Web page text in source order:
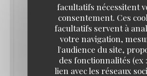
facultatifs nécessitent
consentement. Ces
facultatifs servent à
votre navigation,
l'audience du site,
des fonctionnalités (ex
lien avec les réseaux
Plongez dans l'ambiance cabaret du
revisite les artistes qui nous ont
Michael Jackson, Amy Winehouse...).
Pour l'occasion profitez d'un menu